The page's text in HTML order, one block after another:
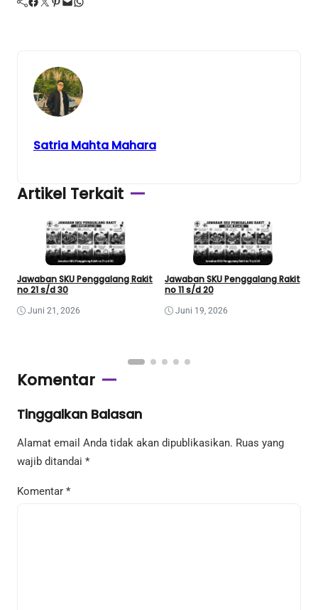
Satria Mahta Mahara
Artikel Terkait
Jawaban SKU Penggalang Rakit
no 21 s/d 30
Juni 21, 2026
Jawaban SKU Penggalang Rakit
no 11 s/d 20
Juni 19, 2026
Komentar
Tinggalkan Balasan
Alamat email Anda tidak akan dipublikasikan. Ruas yang
wajib ditandai *
Komentar *